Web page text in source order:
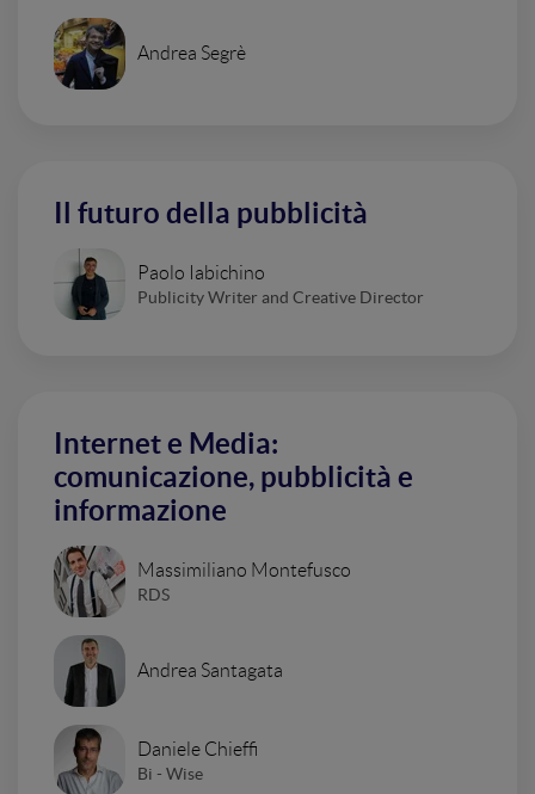
Andrea Segrè
Il futuro della pubblicità
Paolo Iabichino
Publicity Writer and Creative Director
Internet e Media:
comunicazione, pubblicità e
informazione
Massimiliano Montefusco
RDS
Andrea Santagata
Daniele Chieffi
Bi - Wise